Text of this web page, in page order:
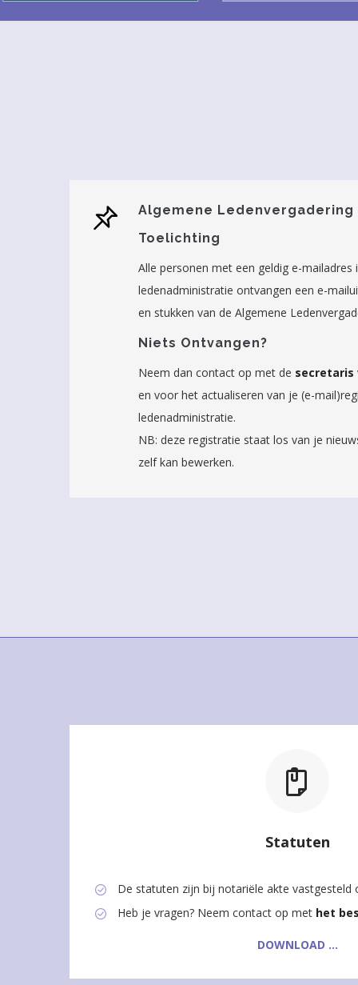
Algemene Ledenvergadering
Toelichting
Alle personen met een geldig e-mailadres
ledenadministratie ontvangen een e-
en stukken van de Algemene
Niets Ontvangen?
Neem dan contact op met de secretaris
en voor het actualiseren van je (e-
ledenadministratie.
NB: deze registratie staat los van je
zelf kan bewerken.
Statuten
De statuten zijn bij notariële akte vastgesteld
Heb je vragen? Neem contact op met het
DOWNLOAD ...